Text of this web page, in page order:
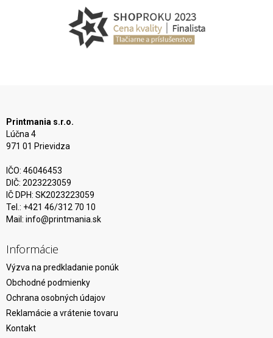
Printmania s.r.o.
Lúčna 4
971 01 Prievidza
IČO: 46046453
DIČ: 2023223059
IČ DPH: SK2023223059
Tel.: +421 46/312 70 10
Mail: info@printmania.sk
Informácie
Výzva na predkladanie ponúk
Obchodné podmienky
Ochrana osobných údajov
Reklamácie a vrátenie tovaru
Kontakt